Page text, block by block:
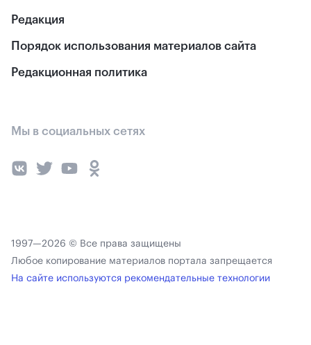
Редакция
Порядок использования материалов сайта
Редакционная политика
Мы в социальных сетях
1997—2026 © Все права защищены
Любое копирование материалов портала запрещается
На сайте используются рекомендательные технологии